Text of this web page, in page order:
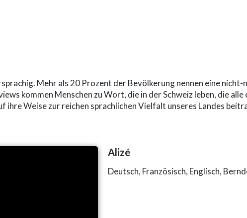
Mehr als 20 Prozent der Bevölkerung nennen eine nicht-
kommen Menschen zu Wort, die in der Schweiz leben, die alle
ihre Weise zur reichen sprachlichen Vielfalt unseres Landes
Alizé
Deutsch, Französisch, Englisch,